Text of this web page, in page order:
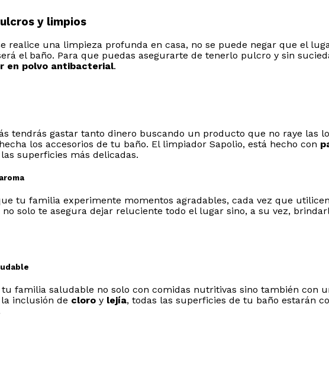
y limpios
realice una limpieza profunda en casa, no se puede negar que el
el baño. Para que puedas asegurarte de tenerlo pulcro y sin
en polvo antibacterial.
tendrás gastar tanto dinero buscando un producto que no raye las
los accesorios de tu baño. El limpiador Sapolio, está hecho con
superficies más delicadas.
tu familia experimente momentos agradables, cada vez que
solo te asegura dejar reluciente todo el lugar sino, a su vez,
tu familia saludable no solo con comidas nutritivas sino también con
inclusión de cloroy lejía, todas las superficies de tu baño estarán